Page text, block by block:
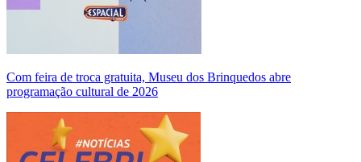
Com feira de troca gratuita, Museu dos Brinquedos abre
programação cultural de 2026